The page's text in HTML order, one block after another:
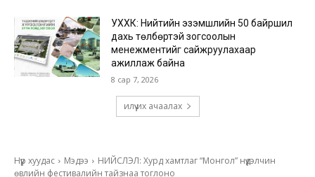
УХХК: Нийтийн эзэмшлийн 50 байршил
дахь төлбөртэй зогсоолын
менежментийг сайжруулахаар
ажиллаж байна
8 сар 7, 2026
илүү их ачаалах